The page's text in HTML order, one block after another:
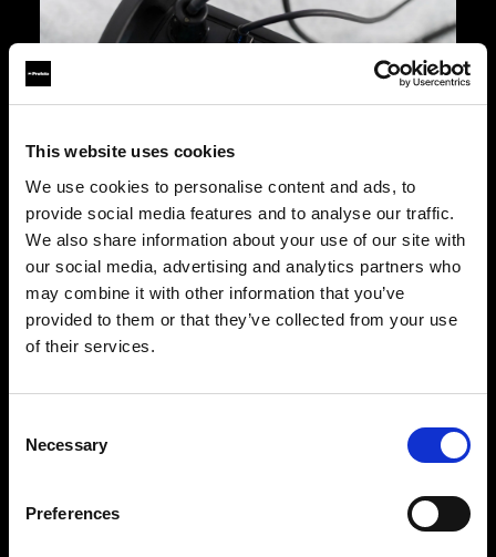
This website uses cookies
We use cookies to personalise content and ads, to
provide social media features and to analyse our traffic.
We also share information about your use of our site with
our social media, advertising and analytics partners who
may combine it with other information that you’ve
provided to them or that they’ve collected from your use
of their services.
Selection
Necessary
Preferences
驚異的な高精度とコントロール
11 f-stop の出力レンジを持ち、指先ひとつで求め
る光を簡単に形作ることができます。光量の調整
は、2.4～2400Ws の範囲から 1/10 f-stop 刻みで
ワーとコントロールがすべて備わっています。
Pro-11 は、驚異的な一貫性を保ったまま、ハイボ